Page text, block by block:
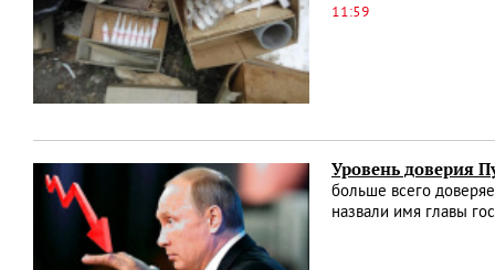
11:59
Уровень доверия
больше всего
назвали имя главы